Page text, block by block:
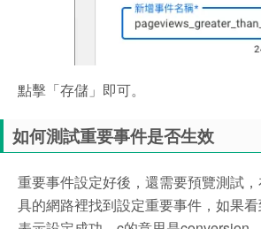
點擊「存儲」即可。
如何測試重要事件是否生效
重要事件設定好後，還需要預覽測試
具的網路裡找到設定重要事件，如果